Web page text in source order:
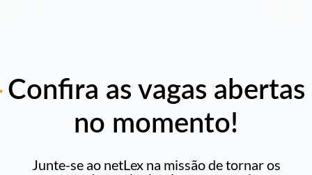
Confira as vagas abertas
no momento!
Junte-se ao netLex na missão de tornar os